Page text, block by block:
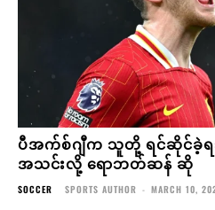
ပီအက်စ်ဂျီက သူတို့ ရင်ဆိုင်ခဲ့ရ
အသင်းလို့ ရောဘတ်ဆန် ဆို
SOCCER SPORTS AUTHOR - MARCH 10,